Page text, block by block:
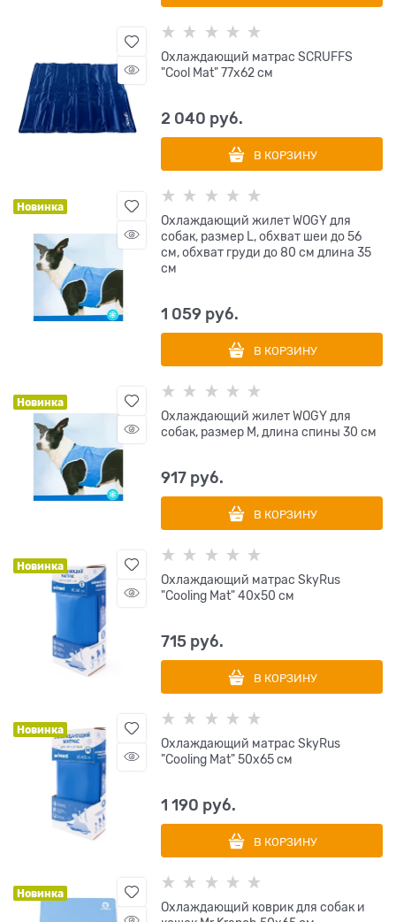
Охлаждающий матрас SCRUFFS
"Cool Mat" 77х62 см
2 040 руб.
В КОРЗИНУ
Новинка
Охлаждающий жилет WOGY для
собак, размер L, обхват шеи до 56
см, обхват груди до 80 см длина 35
см
1 059 руб.
В КОРЗИНУ
Новинка
Охлаждающий жилет WOGY для
собак, размер M, длина спины 30 см
917 руб.
В КОРЗИНУ
Новинка
Охлаждающий матрас SkyRus
"Cooling Mat" 40х50 см
715 руб.
В КОРЗИНУ
Новинка
Охлаждающий матрас SkyRus
"Cooling Mat" 50х65 см
1 190 руб.
В КОРЗИНУ
Новинка
Охлаждающий коврик для собак и